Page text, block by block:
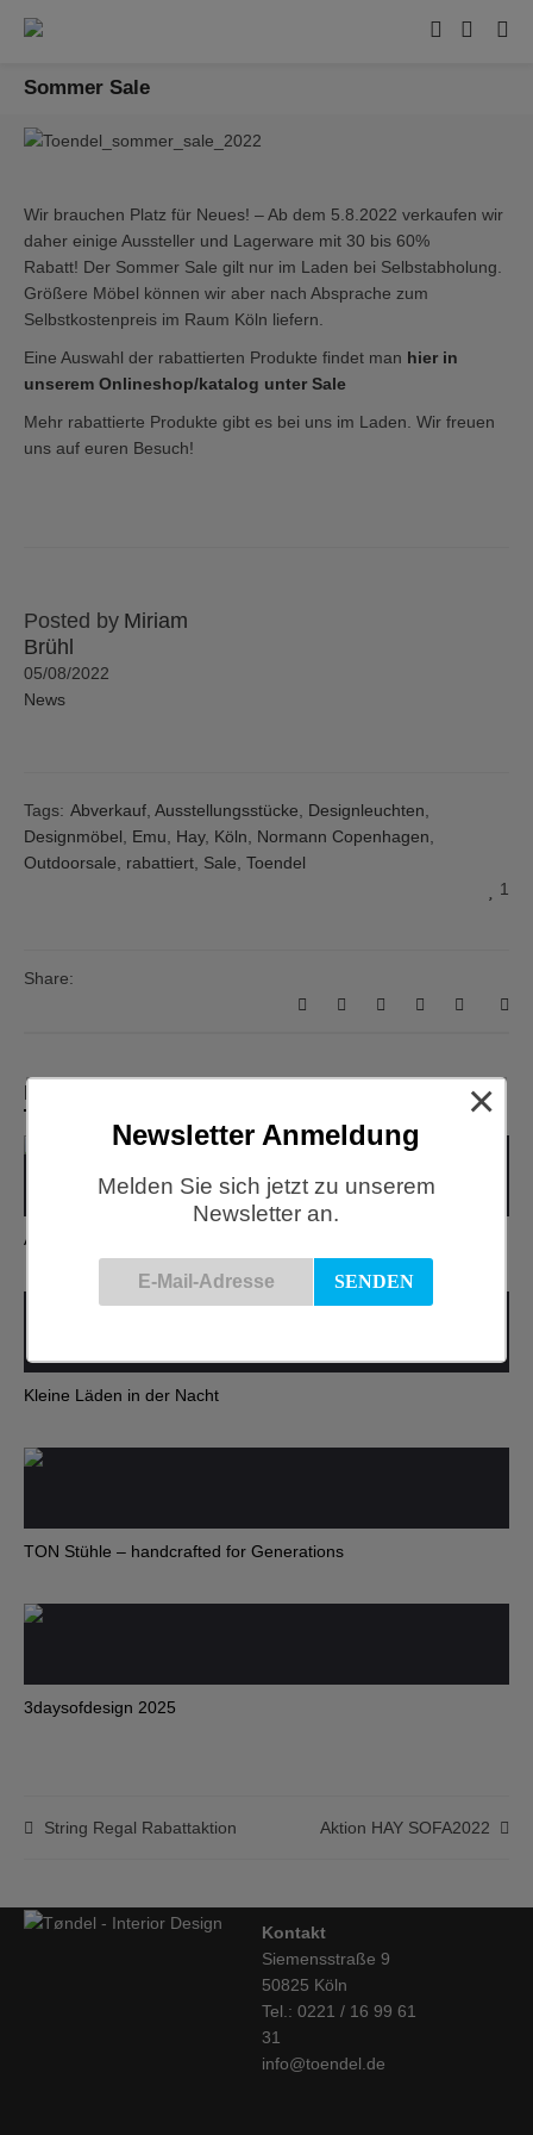
Sommer Sale
Wir brauchen Platz für Neues! – Ab dem 5.8.2022 verkaufen wir
daher einige Aussteller und Lagerware mit 30 bis 60%
Rabatt! Der Sommer Sale gilt nur im Laden bei Selbstabholung.
Größere Möbel können wir aber nach Absprache zum
Selbstkostenpreis im Raum Köln liefern.
Eine Auswahl der rabattierten Produkte findet man hier in
unserem Onlineshop/katalog unter Sale
Mehr rabattierte Produkte gibt es bei uns im Laden. Wir freuen
uns auf euren Besuch!
Posted by Miriam
Brühl
05/08/2022
News
Tags: Abverkauf, Ausstellungsstücke, Designleuchten,
Designmöbel, Emu, Hay, Köln, Normann Copenhagen,
Outdoorsale, rabattiert, Sale, Toendel
1
Share:
Advent, Advent…
Kleine Läden in der Nacht
TON Stühle – handcrafted for Generations
3daysofdesign 2025
String Regal Rabattaktion Aktion HAY SOFA2022
Kontakt
Siemensstraße 9
50825 Köln
Tel.: 0221 / 16 99 61
31
info@toendel.de
Newsletter Anmeldung
Melden Sie sich jetzt zu unserem
Newsletter an.
×